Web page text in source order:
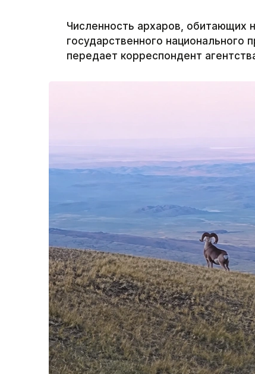
Численность архаров, обитающих
государственного национального
передает корреспондент